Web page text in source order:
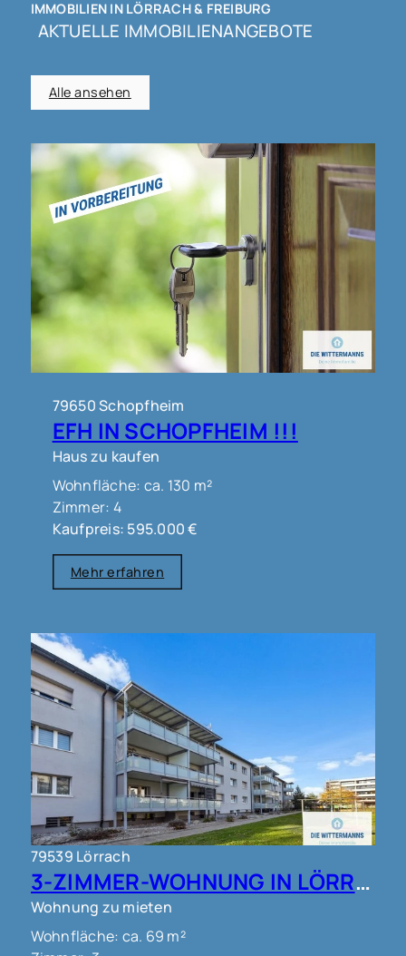
IMMOBILIEN IN LÖRRACH & FREIBURG
AKTUELLE IMMOBILIENANGEBOTE
Alle ansehen
79650 Schopfheim
EFH IN SCHOPFHEIM !!!
Haus zu kaufen
Wohnfläche: ca. 130 m²
Zimmer: 4
Kaufpreis: 595.000 €
Mehr erfahren
79539 Lörrach
3-ZIMMER-WOHNUNG IN LÖRRACH !!!
Wohnung zu mieten
Wohnfläche: ca. 69 m²